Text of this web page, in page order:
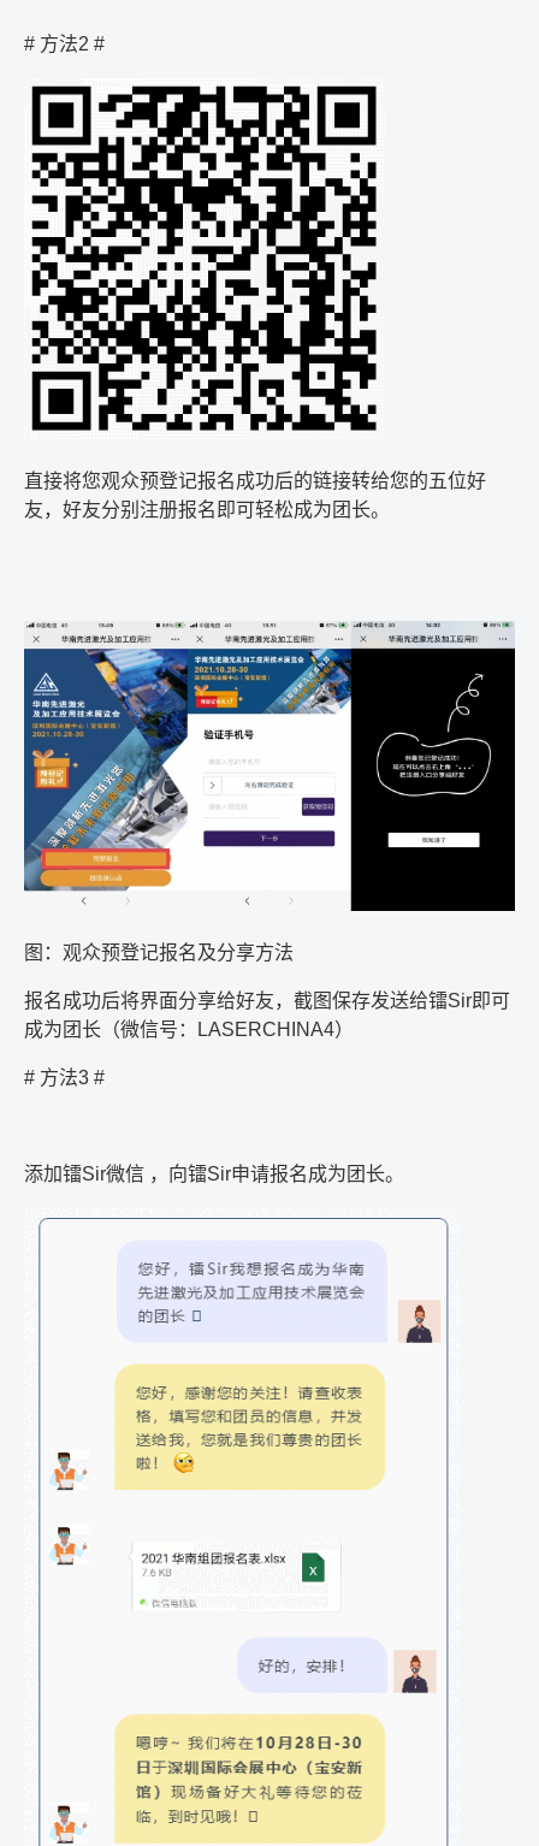
# 方法2 #
直接将您观众预登记报名成功后的链接转给您的五位好
友，好友分别注册报名即可轻松成为团长。
图：观众预登记报名及分享方法
报名成功后将界面分享给好友，截图保存发送给镭Sir即可
成为团长（微信号：
LASERCHINA4）
# 方法3 #
添加镭Sir微信 ，向镭Sir申请报名成为团长。